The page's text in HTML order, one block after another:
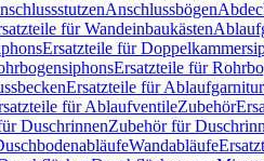
Anschlussbögen
für Wandeinbaukästen
Ersatzteile für
Ersatzteile für
Ersatzteile für
für AblaufventileZubehör
DuschrinnenZubehör für
Wandabläufe